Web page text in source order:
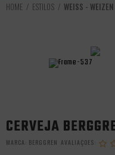
ESTILOS WEISS - WEIZEN
CERVEJA
MARCA: BERGGREN